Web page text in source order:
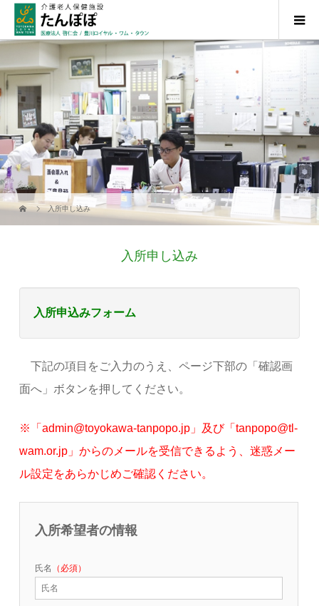
入所申し込み
入所申し込み
入所申込みフォーム
下記の項目をご入力のうえ、ページ下部の「確認画
面へ」ボタンを押してください。
※「admin@toyokawa-tanpopo.jp」及び「tanpopo@tl-
wam.or.jp」からのメールを受信できるよう、迷惑メー
ル設定をあらかじめご確認ください。
入所希望者の情報
氏名 （必須）